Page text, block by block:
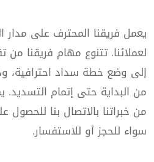
يعمل فريقنا المحترف على
لعملائنا. تتنوع مهام فريقنا من
إلى وضع خطة سداد احترافية،
من البداية حتى إتمام التسديد.
من خبراتنا بالاتصال بنا للحصول
سواء للحجز أو للاستفسار.